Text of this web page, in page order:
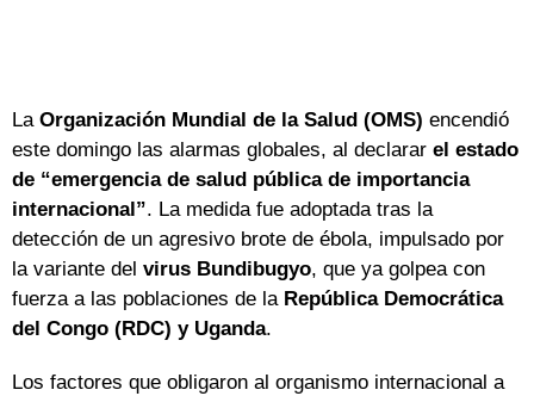
La Organización Mundial de la Salud (OMS) encendió
este domingo las alarmas globales, al declarar el estado
de “emergencia de salud pública de importancia
internacional”. La medida fue adoptada tras la
detección de un agresivo brote de ébola, impulsado por
la variante del virus Bundibugyo, que ya golpea con
fuerza a las poblaciones de la República Democrática
del Congo (RDC) y Uganda.
Los factores que obligaron al organismo internacional a